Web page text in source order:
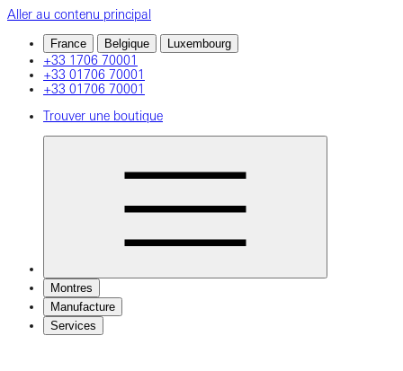
Aller au contenu principal
France Belgique Luxembourg
+33 1706 70001
+33 01706 70001
+33 01706 70001
Trouver une boutique
Montres
Manufacture
Services